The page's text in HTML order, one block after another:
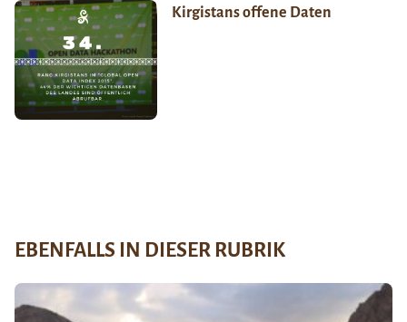
Kirgistans offene Daten
EBENFALLS IN DIESER RUBRIK